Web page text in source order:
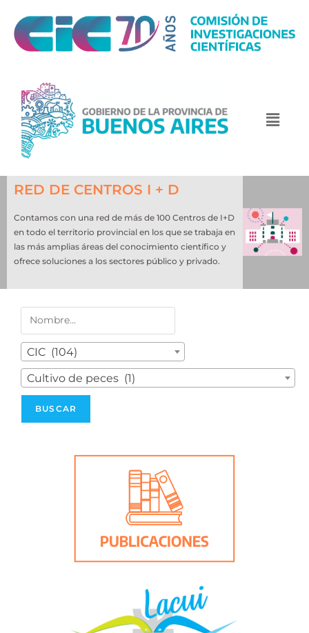
RED DE CENTROS I + D
Contamos con una red de más de 100 Centros de I+D
en todo el territorio provincial en los que se trabaja en
las más amplias áreas del conocimiento científico y
ofrece soluciones a los sectores público y privado.
CIC (104)
Cultivo de peces (1)